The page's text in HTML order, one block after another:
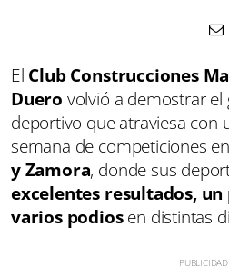
El Club Construcciones
Duero volvió a demostrar
deportivo que atraviesa con
semana de competiciones en
y Zamora, donde sus
excelentes resultados,
varios podiosen distintas